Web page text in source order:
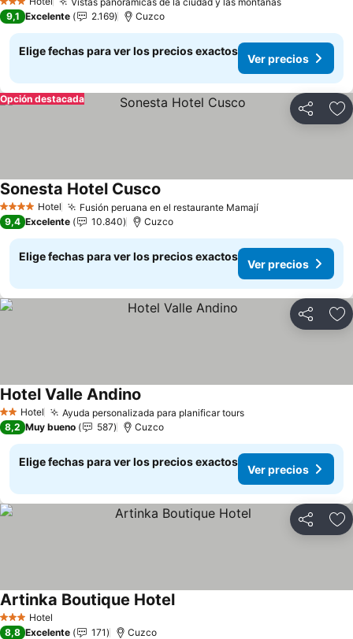
3 Estrellas Ver precios
9,1 Excelente 2.169 Cuzco
Elige fechas para ver los precios exactos
Ver precios
Compartir
Opción destacada
4 EstrellasHotel Fusión peruana en el restaurante MamajíVer precios
Sonesta Hotel Cusco
9,4 Excelente 10.840 Cuzco
Elige fechas para ver los precios exactos
Ver precios
Compartir
2 Estrellas
Hotel Ayuda personalizada para planificar toursVer precios
Hotel Valle Andino
8,2 Muy bueno 587 Cuzco
Elige fechas para ver los precios exactos
Ver precios
Compartir
3 Estrellas
Hotel
Artinka Boutique HotelVer precios
8,8 Excelente 171 Cuzco